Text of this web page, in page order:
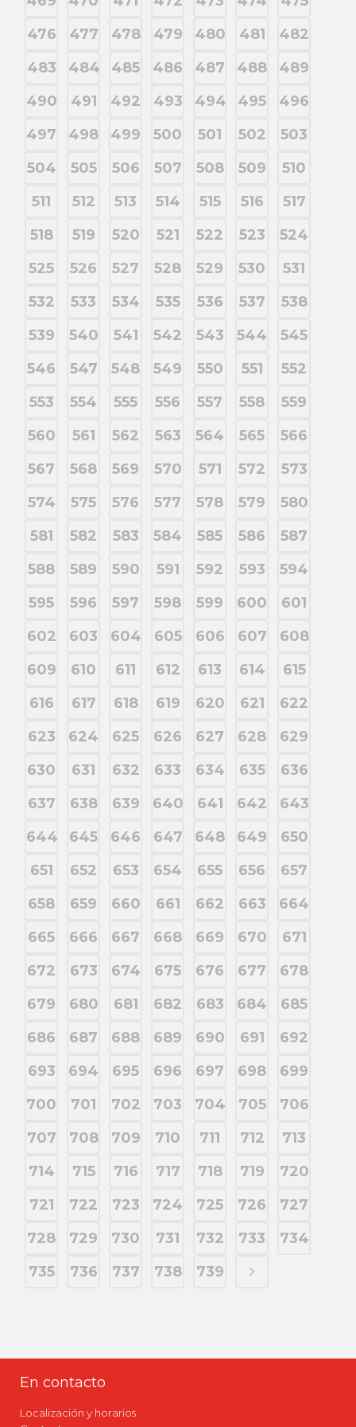
476
477 478 479 480 481
482
483
484 485 486 487 488
489
490
491 492 493 494 495
496
497
498 499 500 501 502
503
504
505 506 507 508 509
510
511
512 513 514 515 516
517
518
519 520 521 522 523
524
525
526 527 528 529 530
531
532
533 534 535 536 537
538
539
540 541 542 543 544
545
546
547 548 549 550 551
552
553
554 555 556 557 558
559
560
561 562 563 564 565
566
567
568 569 570 571 572
573
574
575 576 577 578 579
580
581
582 583 584 585 586
587
588
589 590 591 592 593
594
595
596 597 598 599 600
601
602
603 604 605 606 607
608
609
610 611 612 613 614
615
616
617 618 619 620 621
622
623
624 625 626 627 628
629
630
631 632 633 634 635
636
637
638 639 640 641 642
643
644
645 646 647 648 649
650
651
652 653 654 655 656
657
658
659 660 661 662 663
664
665
666 667 668 669 670
671
672
673 674 675 676 677
678
679
680 681 682 683 684
685
686
687 688 689 690 691
692
693
694 695 696 697 698
699
700
701 702 703 704 705
706
707
708 709 710 711 712
713
714
715 716 717 718 719
720
721
722 723 724 725 726
727
728
729 730 731 732 733
734
735
736 737 738 739
En contacto
Localización y horarios